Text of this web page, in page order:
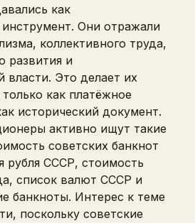
как
инструмент. Они отражали
коллективного труда,
развития и
власти. Это делает их
как платёжное
исторический документ.
активно ищут такие
советских банкнот
рубля СССР, стоимость
список валют СССР и
банкноты. Интерес к теме
поскольку советские